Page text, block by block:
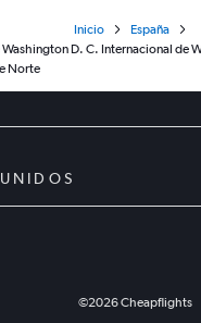
Inicio
España
D. C. Internacional de
Norte
©2026Cheapflights